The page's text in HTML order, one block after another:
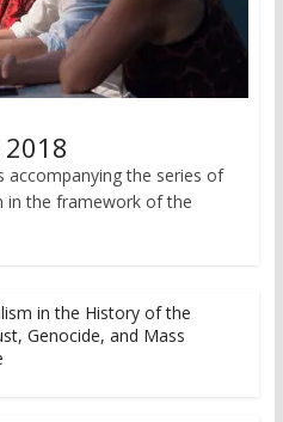
accompanying the series of
in the framework of the
in the History of the
Genocide, and Mass